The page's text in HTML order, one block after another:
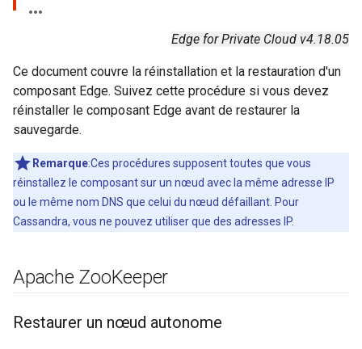
Edge for Private Cloud v4.18.05
Ce document couvre la réinstallation et la restauration d'un
composant Edge. Suivez cette procédure si vous devez
réinstaller le composant Edge avant de restaurer la
sauvegarde.
Remarque:Ces procédures supposent toutes que vous
réinstallez le composant sur un nœud avec la même adresse IP
ou le même nom DNS que celui du nœud défaillant. Pour
Cassandra, vous ne pouvez utiliser que des adresses IP.
Apache ZooKeeper
Restaurer un nœud autonome